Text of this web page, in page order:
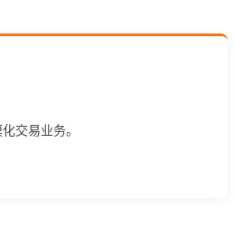
交易业务。